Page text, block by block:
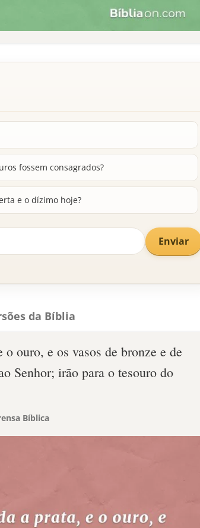
fossem consagrados?
e o dízimo hoje?
Enviar
da Bíblia
ouro, e os vasos de bronze e de
Senhor; irão para o tesouro do
Bíblica